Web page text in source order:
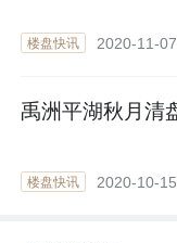
楼盘快讯 2020-11-07
禹洲平湖秋月清
楼盘快讯 2020-10-15